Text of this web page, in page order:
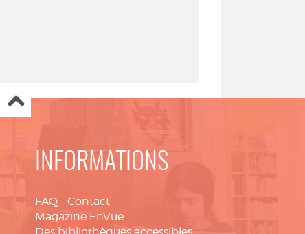
INFORMATIONS
FAQ - Contact
Magazine EnVue